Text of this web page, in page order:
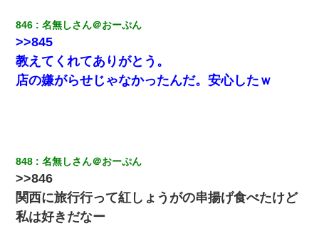
３２歳俺「ずっと好きでした！！付き合って下さい！」 ２５歳
彼女「うん！！絶対幸せになろうね！！！！」 → ７年後ｗｗ
ｗｗｗ
された弟が、大学進学のために一人暮らししたいと言い出した。
私が遺産を相続。→それを知った義両親が「旅行代金を出せ！」
「リフォーム費用を負担しろ！」「金の管理は私達がする！」と
浅ましくも集りにきた。
846 名無しさん＠おーぷん
>>845
教えてくれてありがとう。
店の嫌がらせじゃなかったんだ。安心したｗ
848 名無しさん＠おーぷん
>>846
関西に旅行行って紅しょうがの串揚げ食べたけど
私は好きだなー